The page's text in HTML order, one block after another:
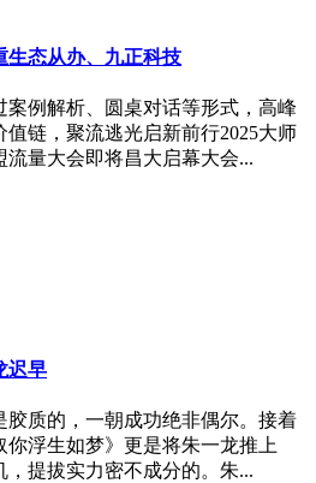
生态从办、九正科技
案例解析、圆桌对话等形式，高峰
链，聚流逃光启新前行2025大师
流量大会即将昌大启幕大会...
迟早
胶质的，一朝成功绝非偶尔。接着
你浮生如梦》更是将朱一龙推上
，提拔实力密不成分的。朱...